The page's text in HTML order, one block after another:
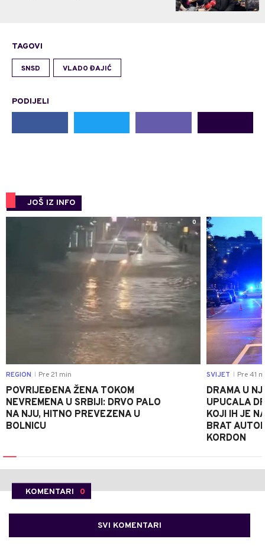
TAGOVI
SNSD VLADO ĐAJIĆ
PODIJELI
JOŠ IZ INFO
0
REGION Pre 21 min
POVRIJEĐENA ŽENA TOKOM
NEVREMENA U SRBIJI: DRVO PALO
NA NJU, HITNO PREVEZENA U
BOLNICU
SVIJET Pre 41
DRAMA U
UPUCALA
KOJI IH JE
BRAT
KORDON
KOMENTARI 0
SVI KOMENTARI